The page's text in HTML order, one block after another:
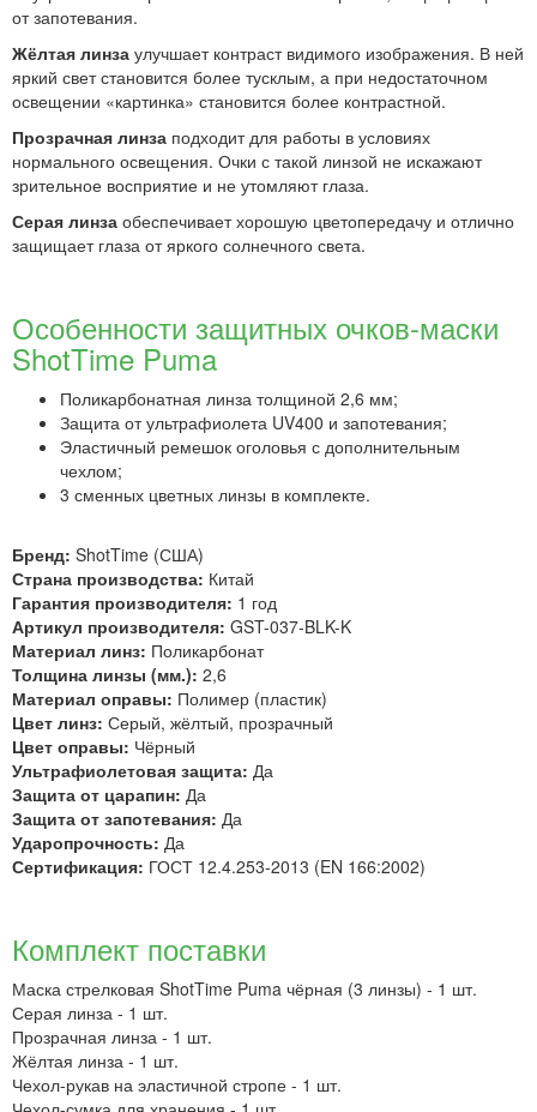
от запотевания.
Жёлтая линза улучшает контраст видимого изображения. В ней
яркий свет становится более тусклым, а при недостаточном
освещении «картинка» становится более контрастной.
Прозрачная линза подходит для работы в условиях
нормального освещения. Очки с такой линзой не искажают
зрительное восприятие и не утомляют глаза.
Серая линза обеспечивает хорошую цветопередачу и отлично
защищает глаза от яркого солнечного света.
Особенности защитных очков-маски
ShotTime Puma
Поликарбонатная линза толщиной 2,6 мм;
Защита от ультрафиолета UV400 и запотевания;
Эластичный ремешок оголовья с дополнительным
чехлом;
3 сменных цветных линзы в комплекте.
Бренд: ShotTime (США)
Страна производства: Китай
Гарантия производителя: 1 год
Артикул производителя: GST-037-BLK-K
Материал линз: Поликарбонат
Толщина линзы (мм.): 2,6
Материал оправы: Полимер (пластик)
Цвет линз: Серый, жёлтый, прозрачный
Цвет оправы: Чёрный
Ультрафиолетовая защита: Да
Защита от царапин: Да
Защита от запотевания: Да
Ударопрочность: Да
Сертификация: ГОСТ 12.4.253-2013 (EN 166:2002)
Комплект поставки
Маска стрелковая ShotTime Puma чёрная (3 линзы) - 1 шт.
Серая линза - 1 шт.
Прозрачная линза - 1 шт.
Жёлтая линза - 1 шт.
Чехол-рукав на эластичной стропе - 1 шт.